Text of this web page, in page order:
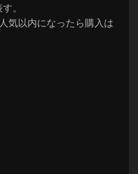
。
気以内になったら購入は